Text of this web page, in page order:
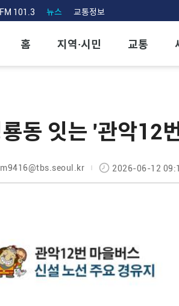
101.3 뉴스 교통정보
홈 지역·시민 교통
동 잇는 '관악12
2026-06-12